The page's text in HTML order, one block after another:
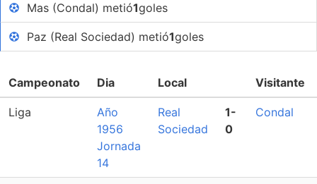
Mas (Condal) metió1goles
Paz (Real Sociedad) metió1goles
Campeonato Dia Local Visitante
Liga
Año
1956
Jornada
14
Real
Sociedad
1-
0
Condal